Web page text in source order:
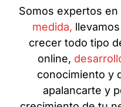
Somos expertos en
medida,
crecer todo tipo
online,
conocimiento y
apalancarte y